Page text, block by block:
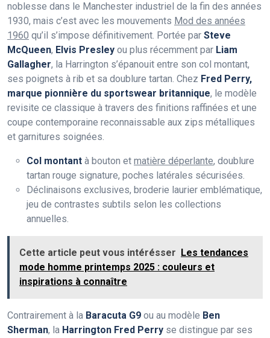
noblesse dans le Manchester industriel de la fin des années
1930, mais c’est avec les mouvements Mod des années
1960 qu’il s’impose définitivement. Portée par Steve
McQueen, Elvis Presley ou plus récemment par Liam
Gallagher, la Harrington s’épanouit entre son col montant,
ses poignets à rib et sa doublure tartan. Chez Fred Perry,
marque pionnière du sportswear britannique, le modèle
revisite ce classique à travers des finitions raffinées et une
coupe contemporaine reconnaissable aux zips métalliques
et garnitures soignées.
Col montant à bouton et matière déperlante, doublure
tartan rouge signature, poches latérales sécurisées.
Déclinaisons exclusives, broderie laurier emblématique,
jeu de contrastes subtils selon les collections
annuelles.
Cette article peut vous intérésser
Les tendances
mode homme printemps 2025 : couleurs et
inspirations à connaître
Contrairement à la Baracuta G9 ou au modèle Ben
Sherman, la Harrington Fred Perry se distingue par ses